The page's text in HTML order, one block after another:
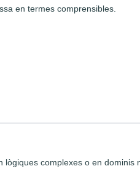
en termes comprensibles.
complexes o en dominis